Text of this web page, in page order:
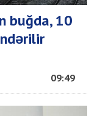
buğda, 10
09:49